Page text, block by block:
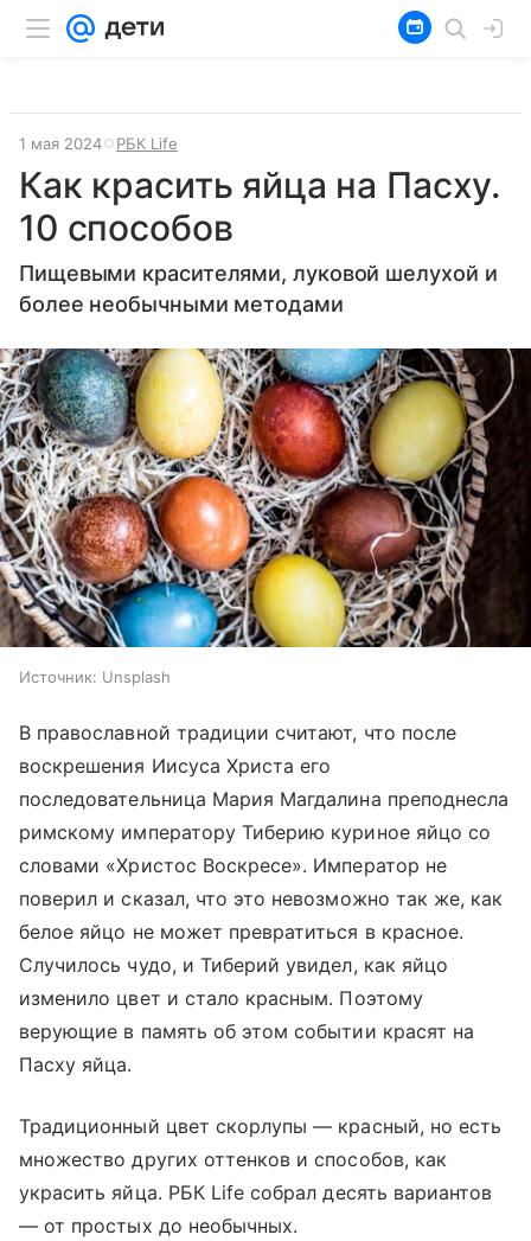
1 мая 2024 РБК Life
Как красить яйца на Пасху.
10 способов
Пищевыми красителями, луковой шелухой и
более необычными методами
Источник: Unsplash
В православной традиции считают, что после
воскрешения Иисуса Христа его
последовательница Мария Магдалина преподнесла
римскому императору Тиберию куриное яйцо со
словами «Христос Воскресе». Император не
поверил и сказал, что это невозможно так же, как
белое яйцо не может превратиться в красное.
Случилось чудо, и Тиберий увидел, как яйцо
изменило цвет и стало красным. Поэтому
верующие в память об этом событии красят на
Пасху яйца.
Традиционный цвет скорлупы — красный, но есть
множество других оттенков и способов, как
украсить яйца. РБК Life собрал десять вариантов
— от простых до необычных.